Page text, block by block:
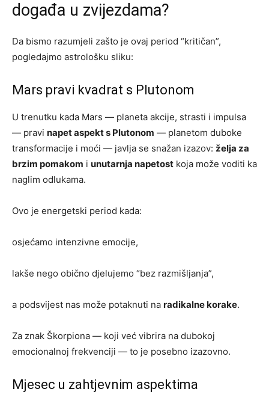
događa u zvijezdama?
Da bismo razumjeli zašto je ovaj period “kritičan”,
pogledajmo astrološku sliku:
Mars pravi kvadrat s Plutonom
U trenutku kada Mars — planeta akcije, strasti i impulsa
— pravi napet aspekt s Plutonom — planetom duboke
transformacije i moći — javlja se snažan izazov: želja za
brzim pomakom i unutarnja napetost koja može voditi ka
naglim odlukama.
Ovo je energetski period kada:
osjećamo intenzivne emocije,
lakše nego obično djelujemo “bez razmišljanja”,
a podsvijest nas može potaknuti na radikalne korake.
Za znak Škorpiona — koji već vibrira na dubokoj
emocionalnoj frekvenciji — to je posebno izazovno.
Mjesec u zahtjevnim aspektima